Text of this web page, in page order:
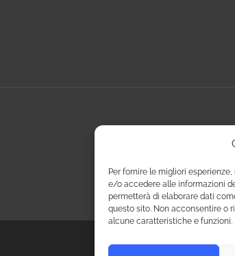
Per fornire le migliori
e/o accedere alle informazioni
permetterà di elaborare dati
questo sito. Non acconsentire o
alcune caratteristiche e funzioni.